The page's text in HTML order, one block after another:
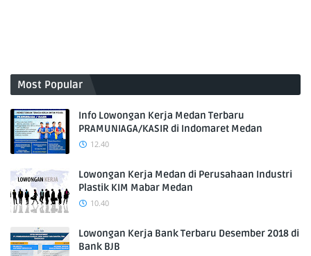
Most Popular
Info Lowongan Kerja Medan Terbaru
PRAMUNIAGA/KASIR di Indomaret Medan
12.40
Lowongan Kerja Medan di Perusahaan Industri
Plastik KIM Mabar Medan
10.40
Lowongan Kerja Bank Terbaru Desember 2018 di
Bank BJB